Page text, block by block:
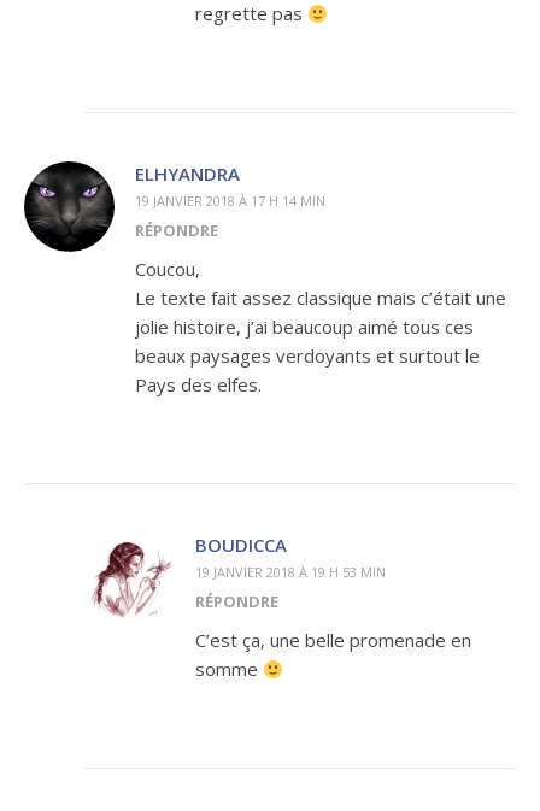
regrette pas
ELHYANDRA
19 JANVIER 2018 À 17 H 14 MIN
RÉPONDRE
Coucou,
Le texte fait assez classique mais c’était une
jolie histoire, j’ai beaucoup aimé tous ces
beaux paysages verdoyants et surtout le
Pays des elfes.
BOUDICCA
19 JANVIER 2018 À 19 H 53 MIN
RÉPONDRE
C’est ça, une belle promenade en
somme